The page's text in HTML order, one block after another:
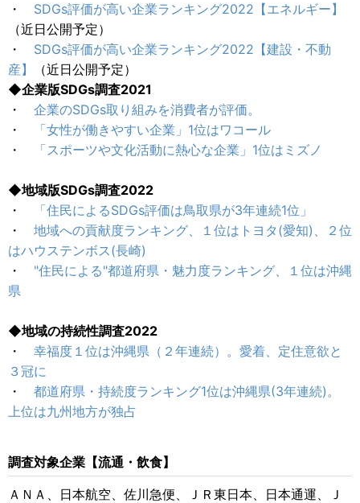
・ SDGs評価が高い企業ランキング2022【エネルギー】
（近日公開予定）
・ SDGs評価が高い企業ランキング2022【建設・不動
産】
（近日公開予定）
◆企業版SDGs調査2021
・ 企業のSDGs取り組みを消費者が評価。
・
「女性が働きやすい企業」1位はワコール
・
「スポーツや文化活動に熱心な企業」1位はミズノ
◆地域版SDGs調査2022
・
「住民によるSDGs評価は鳥取県が3年連続1位」
・ 地域への貢献度ランキング、１位はトヨタ(愛知)、２位
はハウステンボス(長崎)
・ "住民による"都道府県・魅力度ランキング、１位は沖縄
県
◆地域の持続性調査2022
・ 幸福度１位は沖縄県（２年連続）。愛着、定住意欲と
３冠に
・ 都道府県・持続度ランキング1位は沖縄県(3年連続)。
上位は九州地方が独占
調査対象企業【流通・飲食】
ＡＮＡ、日本航空、佐川急便、ＪＲ東日本、日本通運、Ｊ